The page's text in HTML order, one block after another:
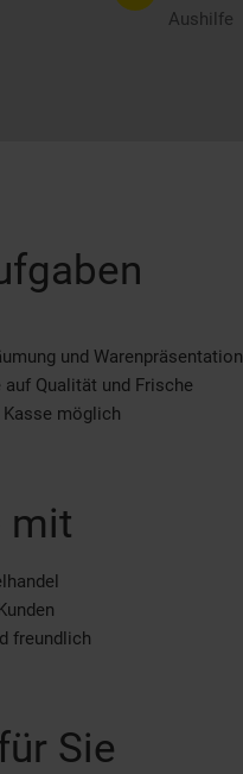
Aushilfe
und Warenpräsentation
Qualität und Frische
möglich
mit
freundlich
Sie